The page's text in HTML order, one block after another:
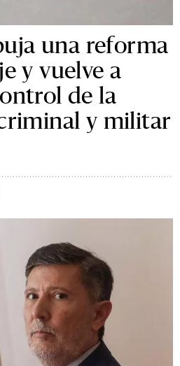
una reforma
y vuelve a
de la
y militar